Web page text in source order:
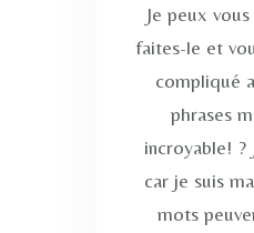
Je peux
faites-le et
compliqué
phrases
incroyable! ?
car je suis
mots